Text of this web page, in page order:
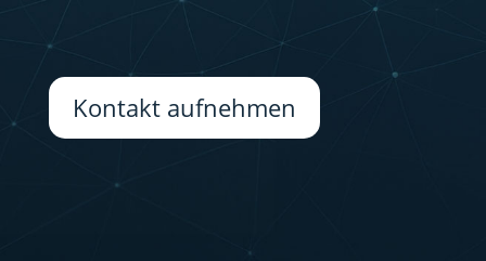
Kontakt aufnehmen